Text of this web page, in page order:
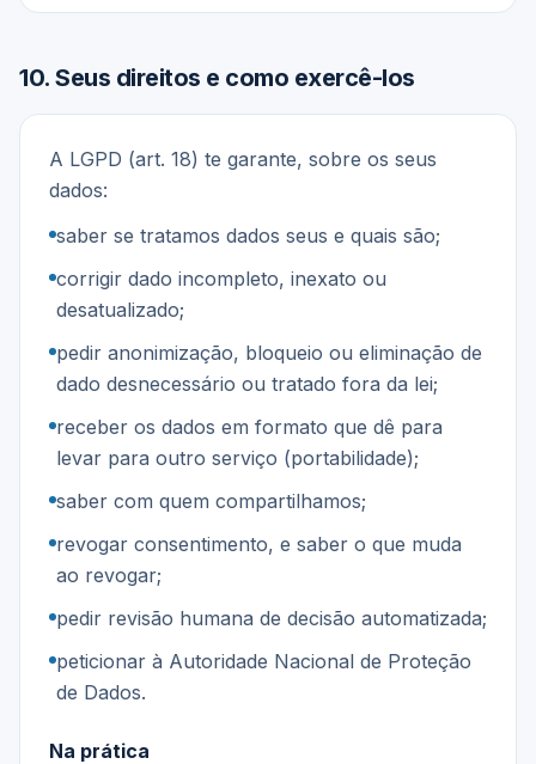
10. Seus direitos e como exercê-los
A LGPD (art. 18) te garante, sobre os seus
dados:
saber se tratamos dados seus e quais são;
corrigir dado incompleto, inexato ou
desatualizado;
pedir anonimização, bloqueio ou eliminação de
dado desnecessário ou tratado fora da lei;
receber os dados em formato que dê para
levar para outro serviço (portabilidade);
saber com quem compartilhamos;
revogar consentimento, e saber o que muda
ao revogar;
pedir revisão humana de decisão automatizada;
peticionar à Autoridade Nacional de Proteção
de Dados.
Na prática